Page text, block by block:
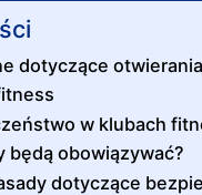
dotyczące otwierania
w klubach
będą obowiązywać?
dotyczące